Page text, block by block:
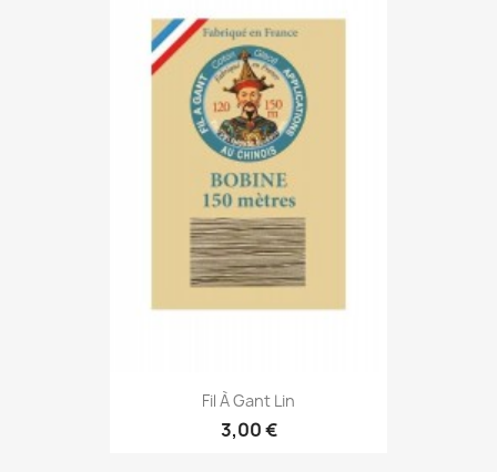
Fil À Gant Lin
3,00 €